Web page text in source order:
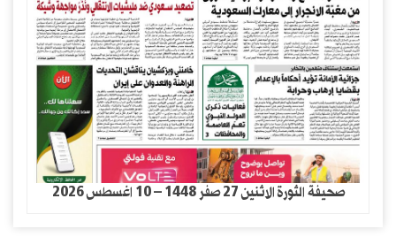
صحيفة الثورة الاثنين 27 صفر 1448 – 10 اغسطس 2026